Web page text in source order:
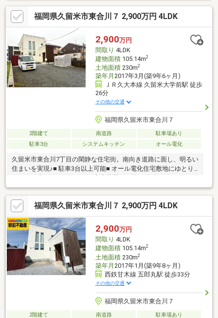
福岡県久留米市東合川７ 2,900万円 4LDK
2,900万円
間取り 4LDK
建物面積105.14m2
土地面積230m2
築年月 2017年3月(築9年6ヶ月)
ＪＲ久大本線 久留米大学前駅 徒歩
26分
その他の交通
福岡県久留米市東合川７
2階建て 南道路
駐車場あり
駐車3台
システムキッチン オール電化
久留米市東合川7丁目の閑静な住宅街。南向き道路に面し、明るい
住まいを実現♪■ 駐車3台以上可能■ オール電化住宅敷地にゆとり
麗にお住まいいただけます♪内覧をご希望の際はお気軽にご連絡く
ださい♪
福岡県久留米市東合川７ 2,900万円 4LDK
2,900万円
間取り 4LDK
建物面積105.14m2
土地面積230m2
築年月 2017年1月(築9年8ヶ月)
西鉄甘木線 五郎丸駅 徒歩33分
その他の交通
福岡県久留米市東合川７
2階建て 南道路
駐車場あり